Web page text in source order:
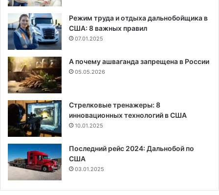
Режим труда и отдыха дальнобойщика в
США: 8 важных правил
07.01.2025
А почему ашваганда запрещена в России
05.05.2026
Стрелковые тренажеры: 8
инновационных технологий в США
10.01.2025
Последний рейс 2024: Дальнобой по
США
03.01.2025